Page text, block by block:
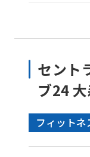
セント
ブ24
フィットネ